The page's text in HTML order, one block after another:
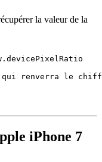
la valeur de la
devicePixelRatio
renverra le
iPhone 7